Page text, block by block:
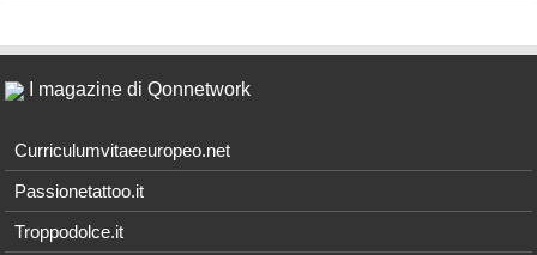
I magazine di Qonnetwork
Curriculumvitaeeuropeo.net
Passionetattoo.it
Troppodolce.it